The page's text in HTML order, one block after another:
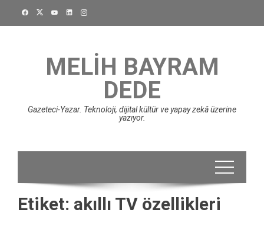
MELIH BAYRAM
DEDE
Gazeteci-Yazar. Teknoloji, dijital kültür ve yapay zekâ üzerine
yazıyor.
Etiket: akıllı TV özellikleri